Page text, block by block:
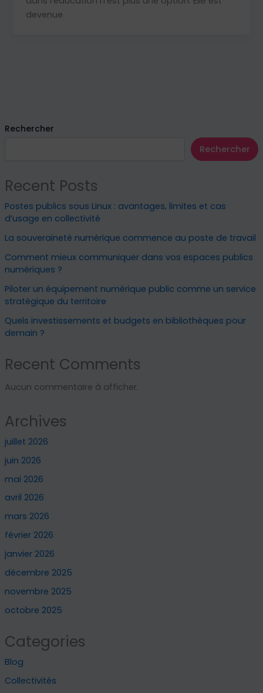
Rechercher
Rechercher
Recent Posts
Postes publics sous Linux : avantages, limites et cas
d’usage en collectivité
La souveraineté numérique commence au poste de travail
Comment mieux communiquer dans vos espaces publics
numériques ?
Piloter un équipement numérique public comme un service
stratégique du territoire
Quels investissements et budgets en bibliothèques pour
demain ?
Recent Comments
Aucun commentaire à afficher.
Archives
juillet 2026
juin 2026
mai 2026
avril 2026
mars 2026
février 2026
janvier 2026
décembre 2025
novembre 2025
octobre 2025
Categories
Blog
Collectivités
devenue